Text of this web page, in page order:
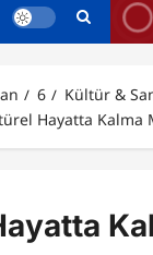
6
Kültür &
Hayatta Kalma